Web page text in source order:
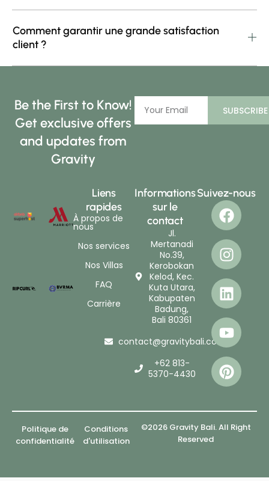
Comment garantir une grande satisfaction
client ?
Be the First to Know!
Get exclusive offers
and updates from
Gravity
SUBSCRIBE
Liens
rapides
À propos de
nous
Nos services
Nos Villas
FAQ
Carrière
Informations
sur le
contact
Jl.
Mertanadi
No.39,
Kerobokan
Kelod, Kec.
Kuta Utara,
Kabupaten
Badung,
Bali 80361
contact@gravitybali.com
+62 813-
5370-4430
Suivez-nous
©2026 Gravity Bali. All Right
Reserved
Politique de
confidentialité
Conditions
d'utilisation